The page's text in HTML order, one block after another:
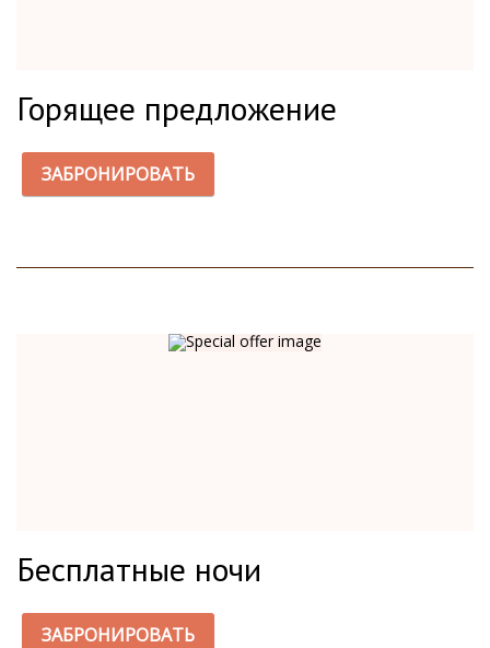
Горящее предложение
ЗАБРОНИРОВАТЬ
Бесплатные ночи
ЗАБРОНИРОВАТЬ